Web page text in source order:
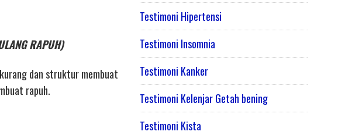
RAPUH)
dan struktur membuat
rapuh.
Testimoni Hipertensi
Testimoni Insomnia
Testimoni Kanker
Testimoni Kelenjar Getah bening
Testimoni Kista